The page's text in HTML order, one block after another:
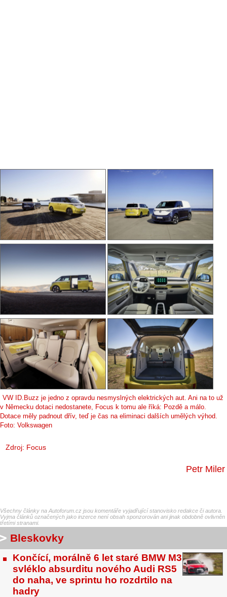
VW ID.Buzz je jedno z opravdu nesmyslných elektrických aut. Ani na to už
v Německu dotaci nedostanete, Focus k tomu ale říká: Pozdě a málo.
Dotace měly padnout dřív, teď je čas na eliminaci dalších umělých výhod.
Foto: Volkswagen
Zdroj: Focus
Petr Miler
Všechny články na Autoforum.cz jsou komentáře vyjadřující stanovisko redakce či autora.
Vyjma článků označených jako inzerce není obsah sponzorován ani jinak obdobně ovlivněn
třetími stranami.
Bleskovky
Končící, morálně 6 let staré BMW M3
svléklo absurditu nového Audi RS5
do naha, ve sprintu ho rozdrtilo na
hadry